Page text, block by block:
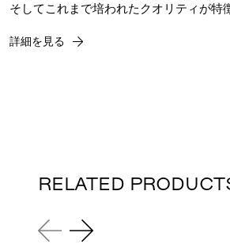
そしてこれまで培われたクオリティが特
詳細を見る
RELATED